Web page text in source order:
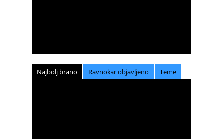
Najbolj brano Ravnokar objavljeno Teme